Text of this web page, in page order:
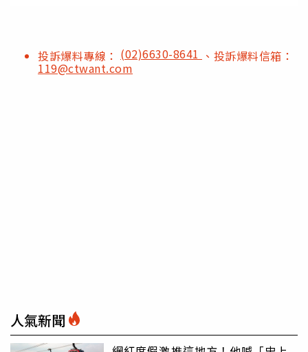
投訴爆料專線： (02)6630-8641 、投訴爆料信箱：
119@ctwant.com
人氣新聞